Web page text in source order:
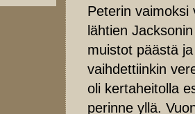
Peterin
lähtien
muistot päästä
vaihdettiinkin
oli kertaheitolla
perinne yllä.